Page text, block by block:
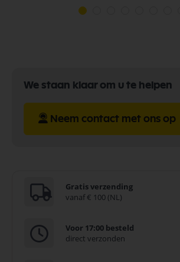
We staan klaar om u te helpen
Neem contact met ons op
Gratis verzending
vanaf € 100 (NL)
Voor 17:00 besteld
direct verzonden